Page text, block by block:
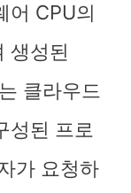
어 CPU의
생성된
클라우드
성된 프로
가 요청하